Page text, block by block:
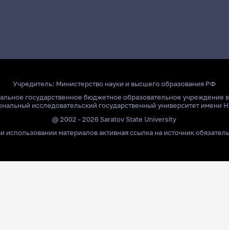
Учредитель: Министерство науки и высшего образования РФ
государственное бюджетное образовательное учреждение
исследовательский государственный университет имени
@ 2002 - 2026 Saratov State University
использовании материалов активная ссылка на источник